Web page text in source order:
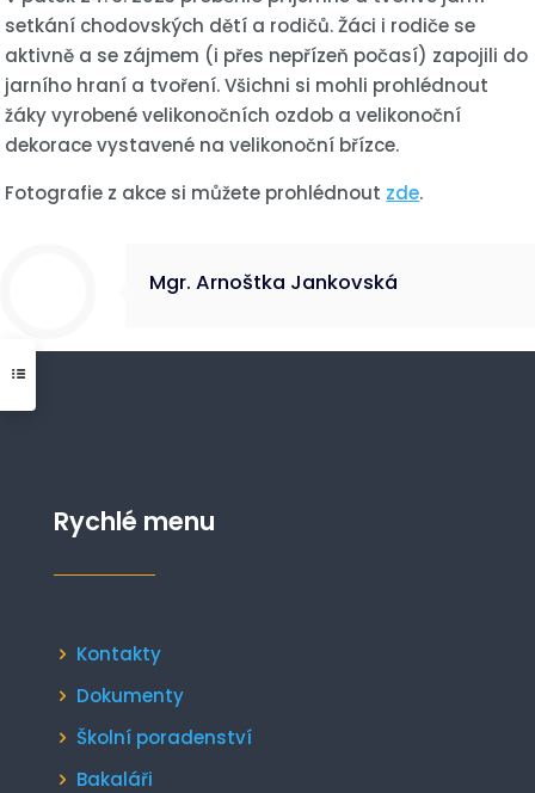
setkání chodovských dětí a rodičů. Žáci i rodiče se
aktivně a se zájmem (i přes nepřízeň počasí) zapojili do
jarního hraní a tvoření. Všichni si mohli prohlédnout
žáky vyrobené velikonočních ozdob a velikonoční
dekorace vystavené na velikonoční břízce.
Fotografie z akce si můžete prohlédnout zde.
Mgr. Arnoštka Jankovská
Rychlé menu
Kontakty
Dokumenty
Školní poradenství
Bakaláři